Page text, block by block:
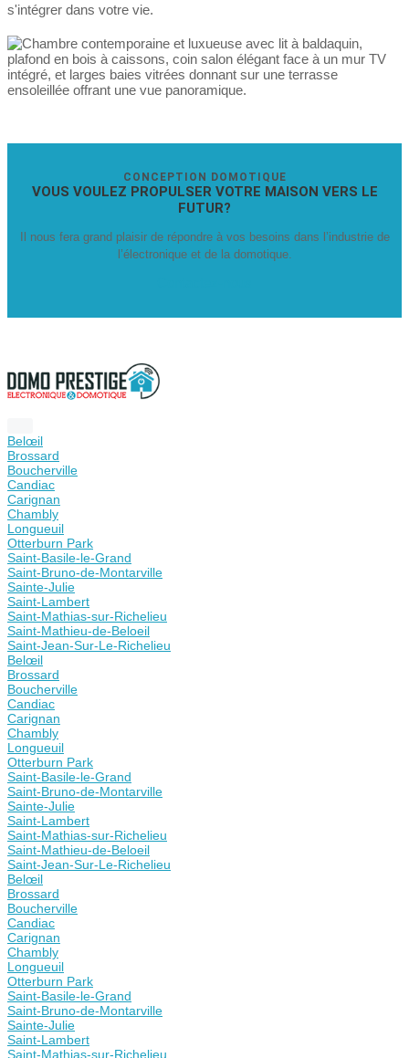
s'intégrer dans votre vie.
CONCEPTION DOMOTIQUE
VOUS VOULEZ PROPULSER VOTRE MAISON VERS LE
FUTUR?
Il nous fera grand plaisir de répondre à vos besoins dans l’industrie de
l’électronique et de la domotique.
Belœil
Brossard
Boucherville
Candiac
Carignan
Chambly
Longueuil
Otterburn Park
Saint-Basile-le-Grand
Saint-Bruno-de-Montarville
Sainte-Julie
Saint-Lambert
Saint-Mathias-sur-Richelieu
Saint-Mathieu-de-Beloeil
Saint-Jean-Sur-Le-Richelieu
Belœil
Brossard
Boucherville
Candiac
Carignan
Chambly
Longueuil
Otterburn Park
Saint-Basile-le-Grand
Saint-Bruno-de-Montarville
Sainte-Julie
Saint-Lambert
Saint-Mathias-sur-Richelieu
Saint-Mathieu-de-Beloeil
Saint-Jean-Sur-Le-Richelieu
Belœil
Brossard
Boucherville
Candiac
Carignan
Chambly
Longueuil
Otterburn Park
Saint-Basile-le-Grand
Saint-Bruno-de-Montarville
Sainte-Julie
Saint-Lambert
Saint-Mathias-sur-Richelieu